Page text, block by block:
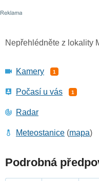
Nepřehlédněte z lokality
Kamery 1
Počasí u vás 1
Radar
Meteostanice (mapa)
Podrobná